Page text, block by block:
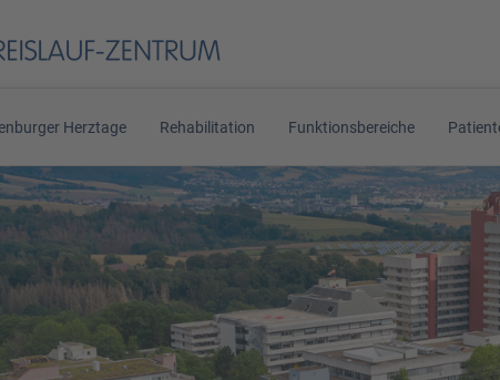
Herztage Rehabilitation Funktionsbereiche